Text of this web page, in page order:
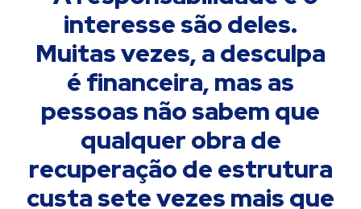
interesse são deles.
Muitas vezes, a desculpa
é financeira, mas as
pessoas não sabem que
qualquer obra de
recuperação de estrutura
custa sete vezes mais que